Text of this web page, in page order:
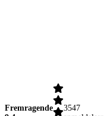
Fremragende
3547